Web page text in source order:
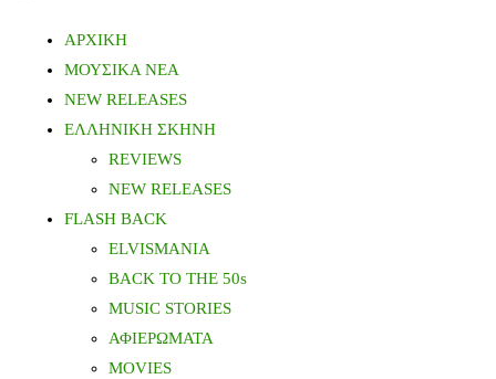
ΑΡΧΙΚΗ
ΜΟΥΣΙΚΑ ΝΕΑ
NEW RELEASES
ΕΛΛΗΝΙΚΗ ΣΚΗΝΗ
REVIEWS
NEW RELEASES
FLASH BACK
ELVISMANIA
BACK TO THE 50s
MUSIC STORIES
ΑΦΙΕΡΩΜΑΤΑ
MOVIES